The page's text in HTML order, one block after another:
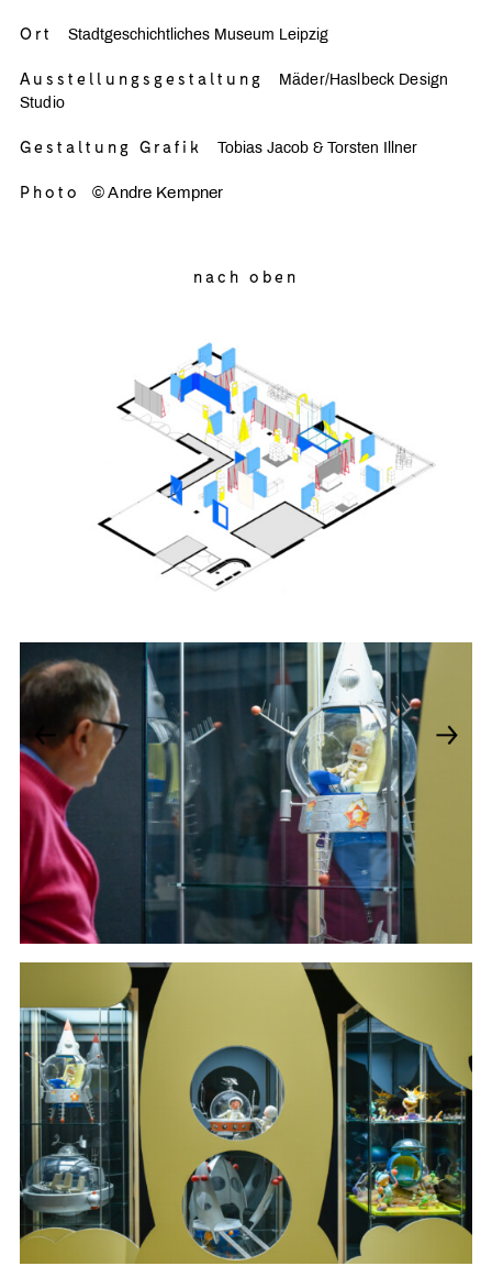
Ort Stadtgeschichtliches Museum Leipzig
Ausstellungsgestaltung
Mäder/Haslbeck Design
Studio
Gestaltung Grafik Tobias Jacob & Torsten Illner
Photo © Andre Kempner
nach oben